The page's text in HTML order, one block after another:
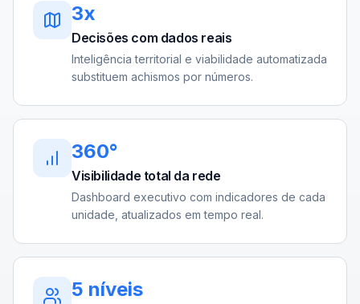
3x
Decisões com dados reais
Inteligência territorial e viabilidade automatizada
substituem achismos por números.
360°
Visibilidade total da rede
Dashboard executivo com indicadores de cada
unidade, atualizados em tempo real.
5 níveis